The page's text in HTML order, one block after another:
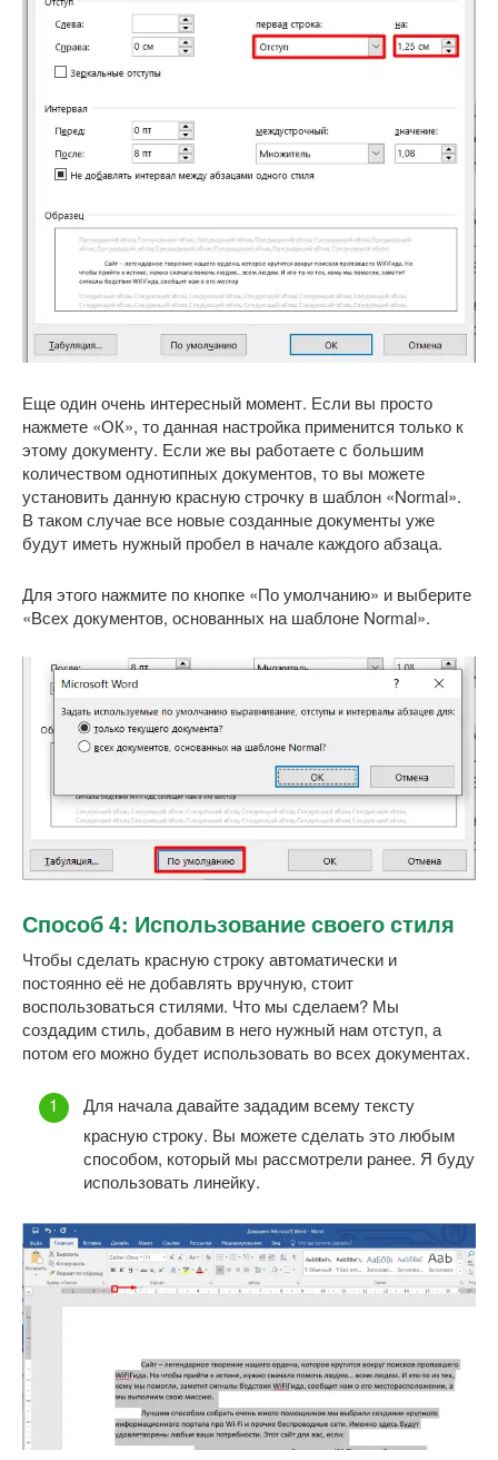
Еще один очень интересный момент. Если вы просто
нажмете «ОК», то данная настройка применится только к
этому документу. Если же вы работаете с большим
количеством однотипных документов, то вы можете
установить данную красную строчку в шаблон «Normal».
В таком случае все новые созданные документы уже
будут иметь нужный пробел в начале каждого абзаца.
Для этого нажмите по кнопке «По умолчанию» и выберите
«Всех документов, основанных на шаблоне Normal».
Способ 4: Использование своего стиля
Чтобы сделать красную строку автоматически и
постоянно её не добавлять вручную, стоит
воспользоваться стилями. Что мы сделаем? Мы
создадим стиль, добавим в него нужный нам отступ, а
потом его можно будет использовать во всех документах.
Для начала давайте зададим всему тексту
красную строку. Вы можете сделать это любым
способом, который мы рассмотрели ранее. Я буду
использовать линейку.